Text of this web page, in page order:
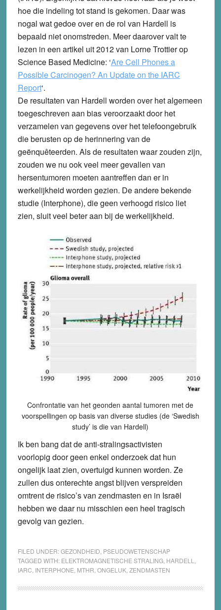
hoe die indeling tot stand is gekomen. Daar was
nogal wat gedoe over en de rol van Hardell is
bepaald niet onomstreden. Meer daarover valt te
lezen in een artikel uit 2012 van Lorne Trottier op
Science Based Medicine: ‘Are Cell Phones a
Possible Carcinogen? An Update on the IARC
Report‘.
De resultaten van Hardell worden over het algemeen
toegeschreven aan bias veroorzaakt door het
verzamelen van gegevens over het telefoongebruik
die berusten op de herinnering van de
geënquêteerden. Als de resultaten waar zouden zijn,
zouden we nu ook veel meer gevallen van
hersentumoren moeten aantreffen dan er in
werkelijkheid worden gezien. De andere bekende
studie (Interphone), die geen verhoogd risico liet
zien, sluit veel beter aan bij de werkelijkheid.
Confrontatie van het geonden aantal tumoren met de
voorspellingen op basis van diverse studies (de ‘Swedish
study’ is die van Hardell)
Ik ben bang dat de anti-stralingsactivisten
voorlopig door geen enkel onderzoek dat hun
ongelijk laat zien, overtuigd kunnen worden. Ze
zullen dus onterechte angst blijven verspreiden
omtrent de risico’s van zendmasten en in Israël
hebben we daar nu misschien een heel tragisch
gevolg van gezien.
FILED UNDER:GEZONDHEID PSEUDOWETENSCHAP
TAGGED WITH: ELEKTROMAGNETISCHE STRALING, HARDELL
IARC INTERPHONE MTHR ONGELUK, ZENDMASTEN